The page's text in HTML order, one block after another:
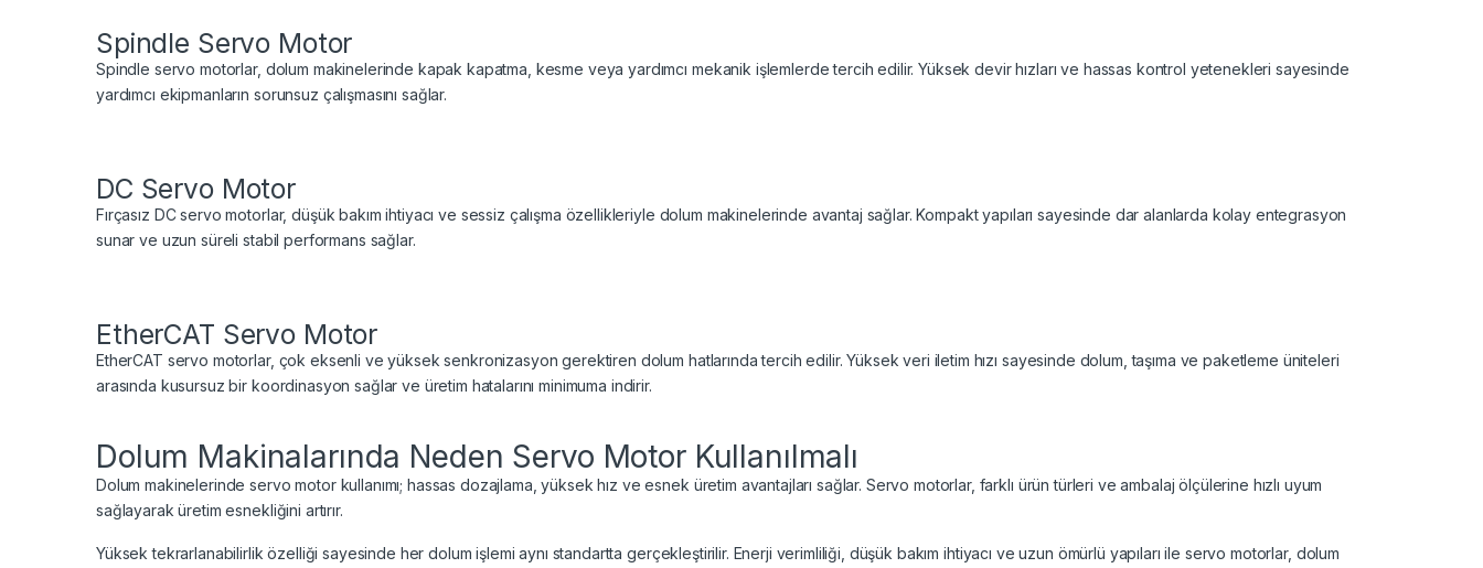
Spindle Servo Motor
Spindle servo motorlar, dolum makinelerinde kapak kapatma, kesme veya yardımcı mekanik işlemlerde tercih edilir. Yüksek devir hızları ve hassas kontrol yetenekleri sayesinde
yardımcı ekipmanların sorunsuz çalışmasını sağlar.
DC Servo Motor
Fırçasız DC servo motorlar, düşük bakım ihtiyacı ve sessiz çalışma özellikleriyle dolum makinelerinde avantaj sağlar. Kompakt yapıları sayesinde dar alanlarda kolay entegrasyon
sunar ve uzun süreli stabil performans sağlar.
EtherCAT Servo Motor
EtherCAT servo motorlar, çok eksenli ve yüksek senkronizasyon gerektiren dolum hatlarında tercih edilir. Yüksek veri iletim hızı sayesinde dolum, taşıma ve paketleme üniteleri
arasında kusursuz bir koordinasyon sağlar ve üretim hatalarını minimuma indirir.
Dolum Makinalarında Neden Servo Motor Kullanılmalı
Dolum makinelerinde servo motor kullanımı; hassas dozajlama, yüksek hız ve esnek üretim avantajları sağlar. Servo motorlar, farklı ürün türleri ve ambalaj ölçülerine hızlı uyum
sağlayarak üretim esnekliğini artırır.
Yüksek tekrarlanabilirlik özelliği sayesinde her dolum işlemi aynı standartta gerçekleştirilir. Enerji verimliliği, düşük bakım ihtiyacı ve uzun ömürlü yapıları ile servo motorlar, dolum